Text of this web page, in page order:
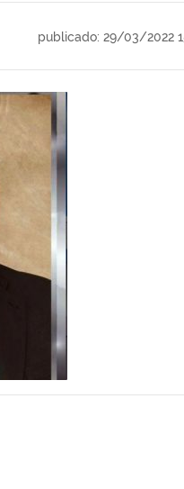
publicado: 29/03/2022